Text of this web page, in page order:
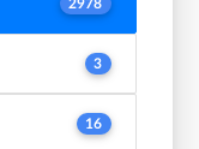
2978
3
16